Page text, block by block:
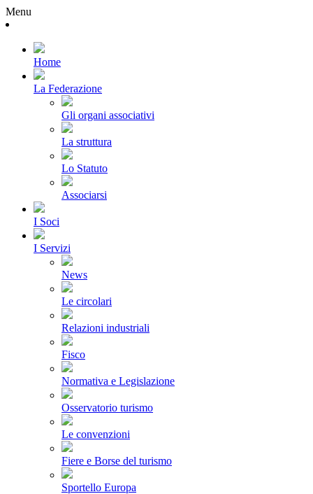
Menu
Home
La Federazione
Gli organi associativi
La struttura
Lo Statuto
Associarsi
I Soci
I Servizi
News
Le circolari
Relazioni industriali
Fisco
Normativa e Legislazione
Osservatorio turismo
Le convenzioni
Fiere e Borse del turismo
Sportello Europa